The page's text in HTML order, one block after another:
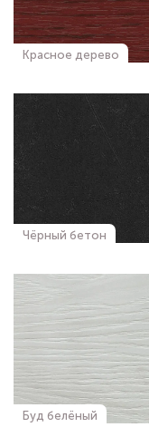
Красное дерево
Чёрный бетон
Буд белёный